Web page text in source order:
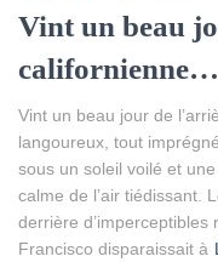
Vint un beau
californienne…
Vint un beau jour de
langoureux, tout
sous un soleil voilé et
calme de l’air tiédissant.
derrière
Francisco disparaissait à